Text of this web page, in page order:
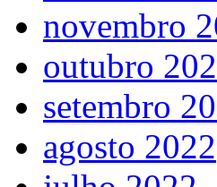
novembro
outubro
setembro
agosto 2022